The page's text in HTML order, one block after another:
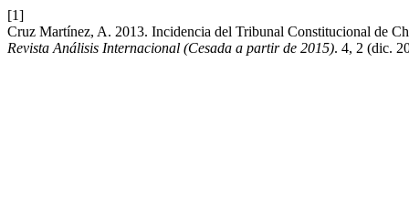
[1]
Cruz Martínez, A. 2013. Incidencia del Tribunal Constitucional de
Revista Análisis Internacional (Cesada a partir de 2015). 4, 2 (dic.